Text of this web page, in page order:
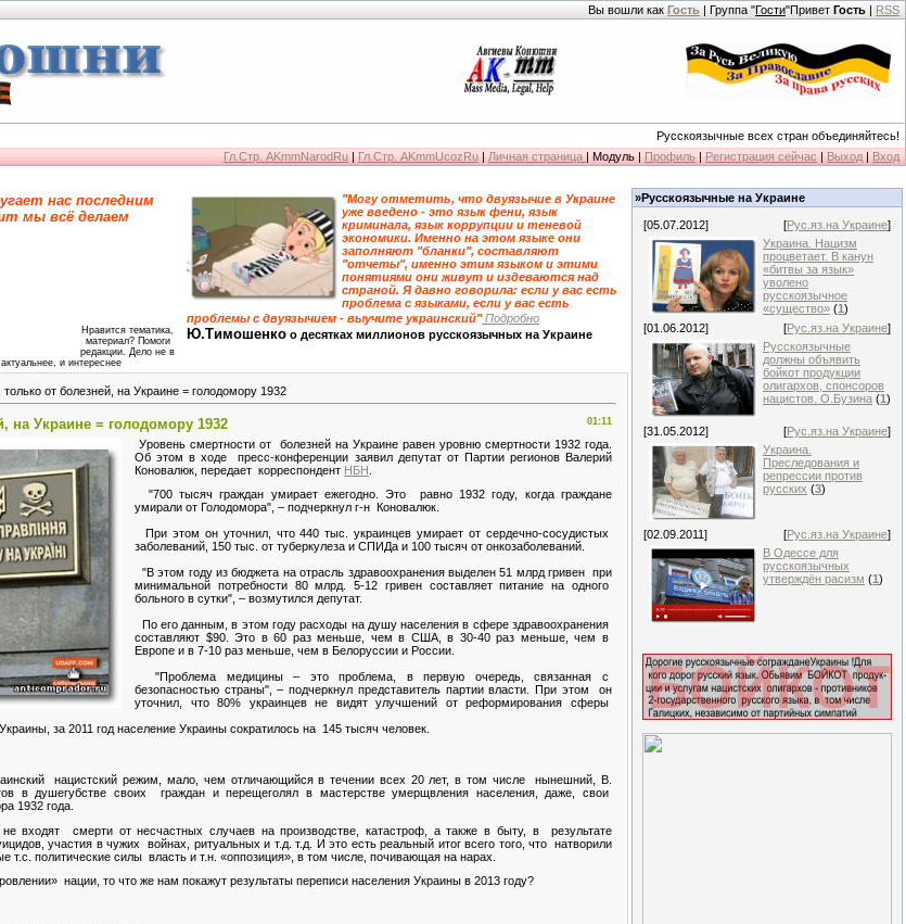
Вы вошли как Гость | Группа "Гости"Привет Гость | RSS
Русскоязычные всех стран объединяйтесь!
Гл.Стр. AKmmNarodRu | Гл.Стр. AKmmUcozRu | Личная страница | Модуль | Профиль | Регистрация сейчас | Выход | Вход
нас последним
мы всё делаем
"Могу отметить, что двуязычие в Украине
уже введено - это язык фени, язык
криминала, язык коррупции и теневой
экономики. Именно на этом языке они
заполняют "бланки", составляют
"отчеты", именно этим языком и этими
понятиями они живут и издеваются над
страной. Я давно говорила: если у вас есть
проблема с языками, если у вас есть
проблемы с двуязычием - выучите украинский"Подробно
Ю.Тимошенко о десятках миллионов русскоязычных на Украине
Нравится тематика,
материал? Помоги
редакции. Дело не в
и интереснее
от болезней, на Украине = голодомору 1932
01:11
на Украине = голодомору 1932
Уровень смертности от болезней на Украине равен уровню смертности 1932 года.
Об этом в ходе пресс-конференции заявил депутат от Партии регионов Валерий
Коновалюк, передает корреспондент НБН
"700 тысяч граждан умирает ежегодно. Это равно 1932 году, когда граждане
умирали от Голодомора", – подчеркнул г-н Коновалюк.
При этом он уточнил, что 440 тыс. украинцев умирает от сердечно-сосудистых
заболеваний, 150 тыс. от туберкулеза и СПИДа и 100 тысяч от онкозаболеваний.
"В этом году из бюджета на отрасль здравоохранения выделен 51 млрд гривен при
минимальной потребности 80 млрд. 5-12 гривен составляет питание на одного
больного в сутки", – возмутился депутат.
По его данным, в этом году расходы на душу населения в сфере здравоохранения
составляют $90. Это в 60 раз меньше, чем в США, в 30-40 раз меньше, чем в
Европе и в 7-10 раз меньше, чем в Белоруссии и России.
"Проблема медицины – это проблема, в первую очередь, связанная с
безопасностью страны", – подчеркнул представитель партии власти. При этом он
уточнил, что 80% украинцев не видят улучшений от реформирования сферы
за 2011 год население Украины сократилось на 145 тысяч человек.
нацистский режим, мало, чем отличающийся в течении всех 20 лет, в том числе нынешний, В.
в душегубстве своих граждан и перещеголял в мастерстве умерщвления населения, даже, свои
1932 года.
входят смерти от несчастных случаев на производстве, катастроф, а также в быту, в результате
участия в чужих войнах, ритуальных и т.д. т.д. И это есть реальный итог всего того, что натворили
т.с. политические силы власть и т.н. «оппозиция», в том числе, почивающая на нарах.
нации, то что же нам покажут результаты переписи населения Украины в 2013 году?
»Русскоязычные на Украине
[05.07.2012] [Рус.яз.на Украине]
Украина. Нацизм
процветает. В канун
«битвы за язык»
уволено
русскоязычное
«существо» (1)
[01.06.2012]
[Рус.яз.на Украине]
Русскоязычные
должны объявить
бойкот продукции
олигархов, спонсоров
нацистов. О.Бузина (1)
[31.05.2012] [Рус.яз.на Украине]
Украина.
Преследования и
репрессии против
русских (3)
[02.09.2011] [Рус.яз.на Украине]
В Одессе для
русскоязычных
утверждён расизм (1)